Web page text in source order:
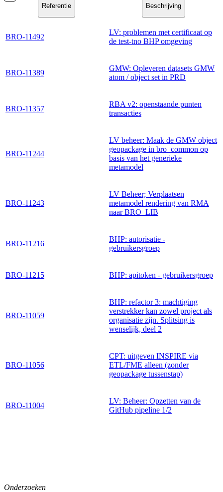
Referentie Beschrijving
BRO-11492
LV: problemen met certificaat op
de test-tno BHP omgeving
BRO-11389
GMW: Opleveren datasets GMW
atom / object set in PRD
BRO-11357
RBA v2: openstaande punten
transacties
BRO-11244
LV beheer: Maak de GMW object
geopackage in bro_common op
basis van het generieke
metamodel
BRO-11243
LV Beheer; Verplaatsen
metamodel rendering van RMA
naar BRO_LIB
BRO-11216
BHP: autorisatie -
gebruikersgroep
BRO-11215 BHP: apitoken - gebruikersgroep
BRO-11059
BHP: refactor 3: machtiging
verstrekker kan zowel project als
organisatie zijn. Splitsing is
wenselijk, deel 2
BRO-11056
CPT: uitgeven INSPIRE via
ETL/FME alleen (zonder
geopackage tussenstap)
BRO-11004
LV: Beheer: Opzetten van de
GitHub pipeline 1/2
Onderzoeken